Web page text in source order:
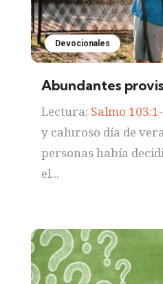
Devocionales
Abundantes
Lectura: Salmo
y caluroso día de
personas había
el...